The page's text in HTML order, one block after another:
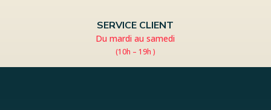
SERVICE CLIENT
Du mardi au samedi
(10h – 19h )